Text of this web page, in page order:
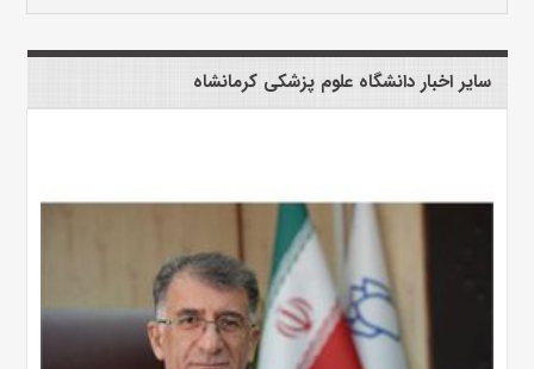
سایر اخبار دانشگاه علوم پزشکی کرمانشاه